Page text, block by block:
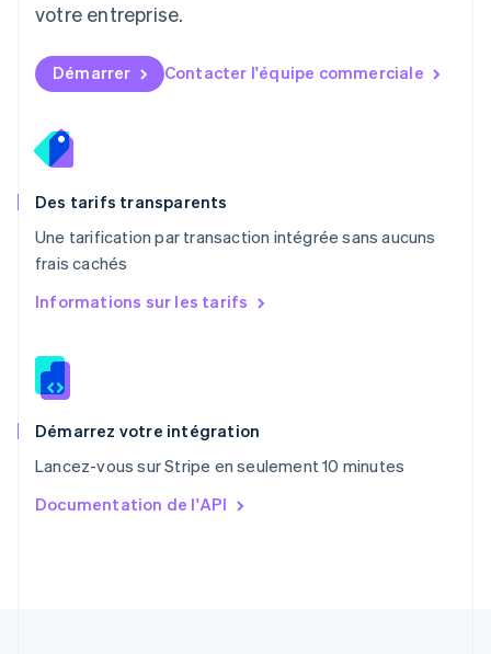
votre entreprise.
Démarrer Contacter l'équipe commerciale
Des tarifs transparents
Une tarification par transaction intégrée sans aucuns
frais cachés
Informations sur les tarifs
Démarrez votre intégration
Lancez-vous sur Stripe en seulement 10 minutes
Documentation de l'API
EspañolEnglish
English
Nouvelle-Zélande
Pays-Bas
Nederlands
English
PortuguêsEnglish
R.A.S. de Hong Kong, Chine
English
Roumanie
Royaume-Uni
English
English简体中文
English